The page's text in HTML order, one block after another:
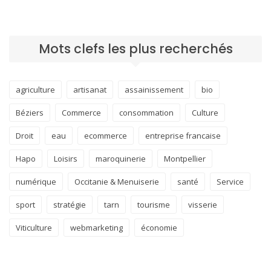
Mots clefs les plus recherchés
agriculture artisanat assainissement bio
Béziers Commerce consommation Culture
Droit eau ecommerce entreprise francaise
Hapo Loisirs maroquinerie Montpellier
numérique Occitanie & Menuiserie santé Service
sport stratégie tarn tourisme visserie
Viticulture webmarketing économie